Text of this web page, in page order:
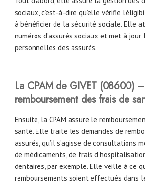
sociaux, c’est-à-dire qu’elle vérifie
à bénéficier de la sécurité sociale. Elle
numéros d’assurés sociaux et met à
personnelles des assurés.
La CPAM de GIVET (08600)
remboursement des frais de
Ensuite, la CPAM assure le
santé. Elle traite les demandes de
assurés, qu’il s’agisse de consultations
de médicaments, de frais
dentaires, par exemple. Elle veille à ce
remboursements soient effectués dans